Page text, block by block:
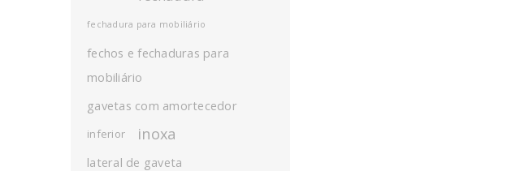
fechadura para mobiliário
fechos e fechaduras para
mobiliário
gavetas com amortecedor
inferior inoxa
lateral de gaveta